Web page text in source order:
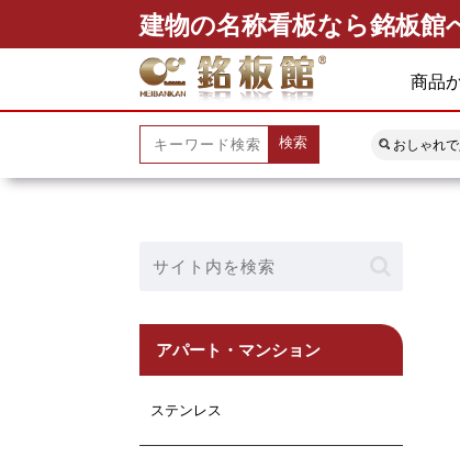
建物の名称看板なら銘板館
商品
検索 おしゃれ
アパート・マンション
ステンレス